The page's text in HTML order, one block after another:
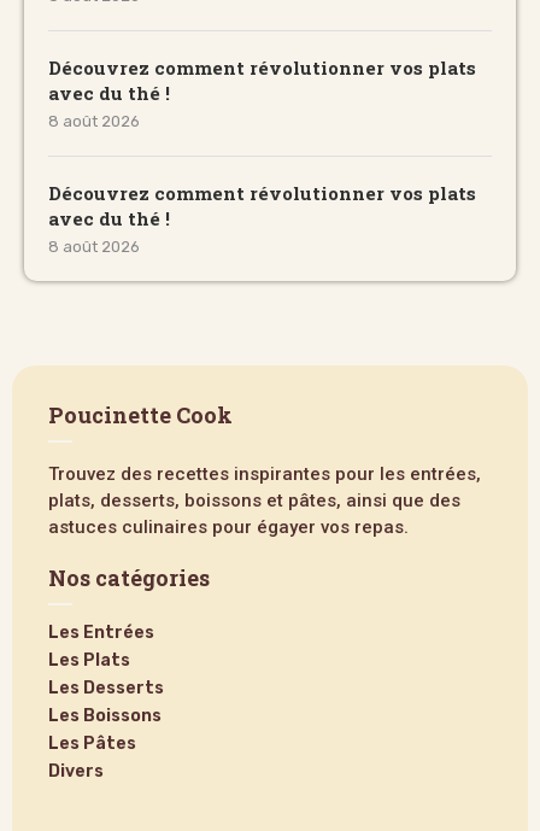
Découvrez comment révolutionner vos plats
avec du thé !
8 août 2026
Découvrez comment révolutionner vos plats
avec du thé !
8 août 2026
Poucinette Cook
Trouvez des recettes inspirantes pour les entrées,
plats, desserts, boissons et pâtes, ainsi que des
astuces culinaires pour égayer vos repas.
Nos catégories
Les Entrées
Les Plats
Les Desserts
Les Boissons
Les Pâtes
Divers